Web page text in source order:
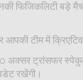
फिजिकलिटी
टीम में
ट्रांसफर
रखेंगी।